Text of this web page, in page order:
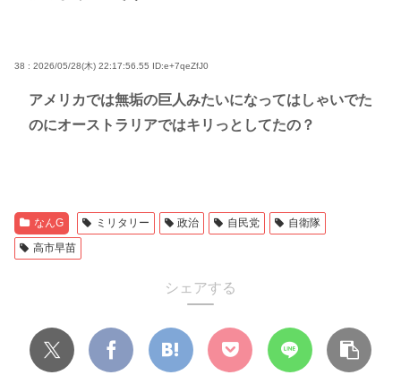
38 : 2026/05/28(木) 22:17:56.55 ID:e+7qeZfJ0
アメリカでは無垢の巨人みたいになってはしゃいでた
のにオーストラリアではキリっとしてたの？
なんG ミリタリー 政治 自民党
自衛隊
高市早苗
シェアする